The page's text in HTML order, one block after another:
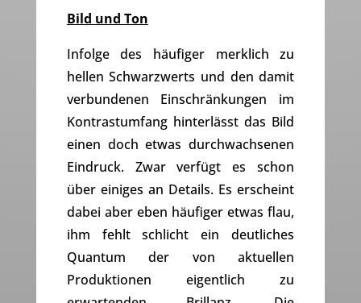
Bild und Ton
Infolge des häufiger merklich zu
hellen Schwarzwerts und den damit
verbundenen Einschränkungen im
Kontrastumfang hinterlässt das Bild
einen doch etwas durchwachsenen
Eindruck. Zwar verfügt es schon
über einiges an Details. Es erscheint
dabei aber eben häufiger etwas flau,
ihm fehlt schlicht ein deutliches
Quantum der von aktuellen
Produktionen eigentlich zu